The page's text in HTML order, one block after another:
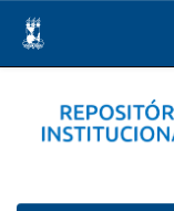
navigation